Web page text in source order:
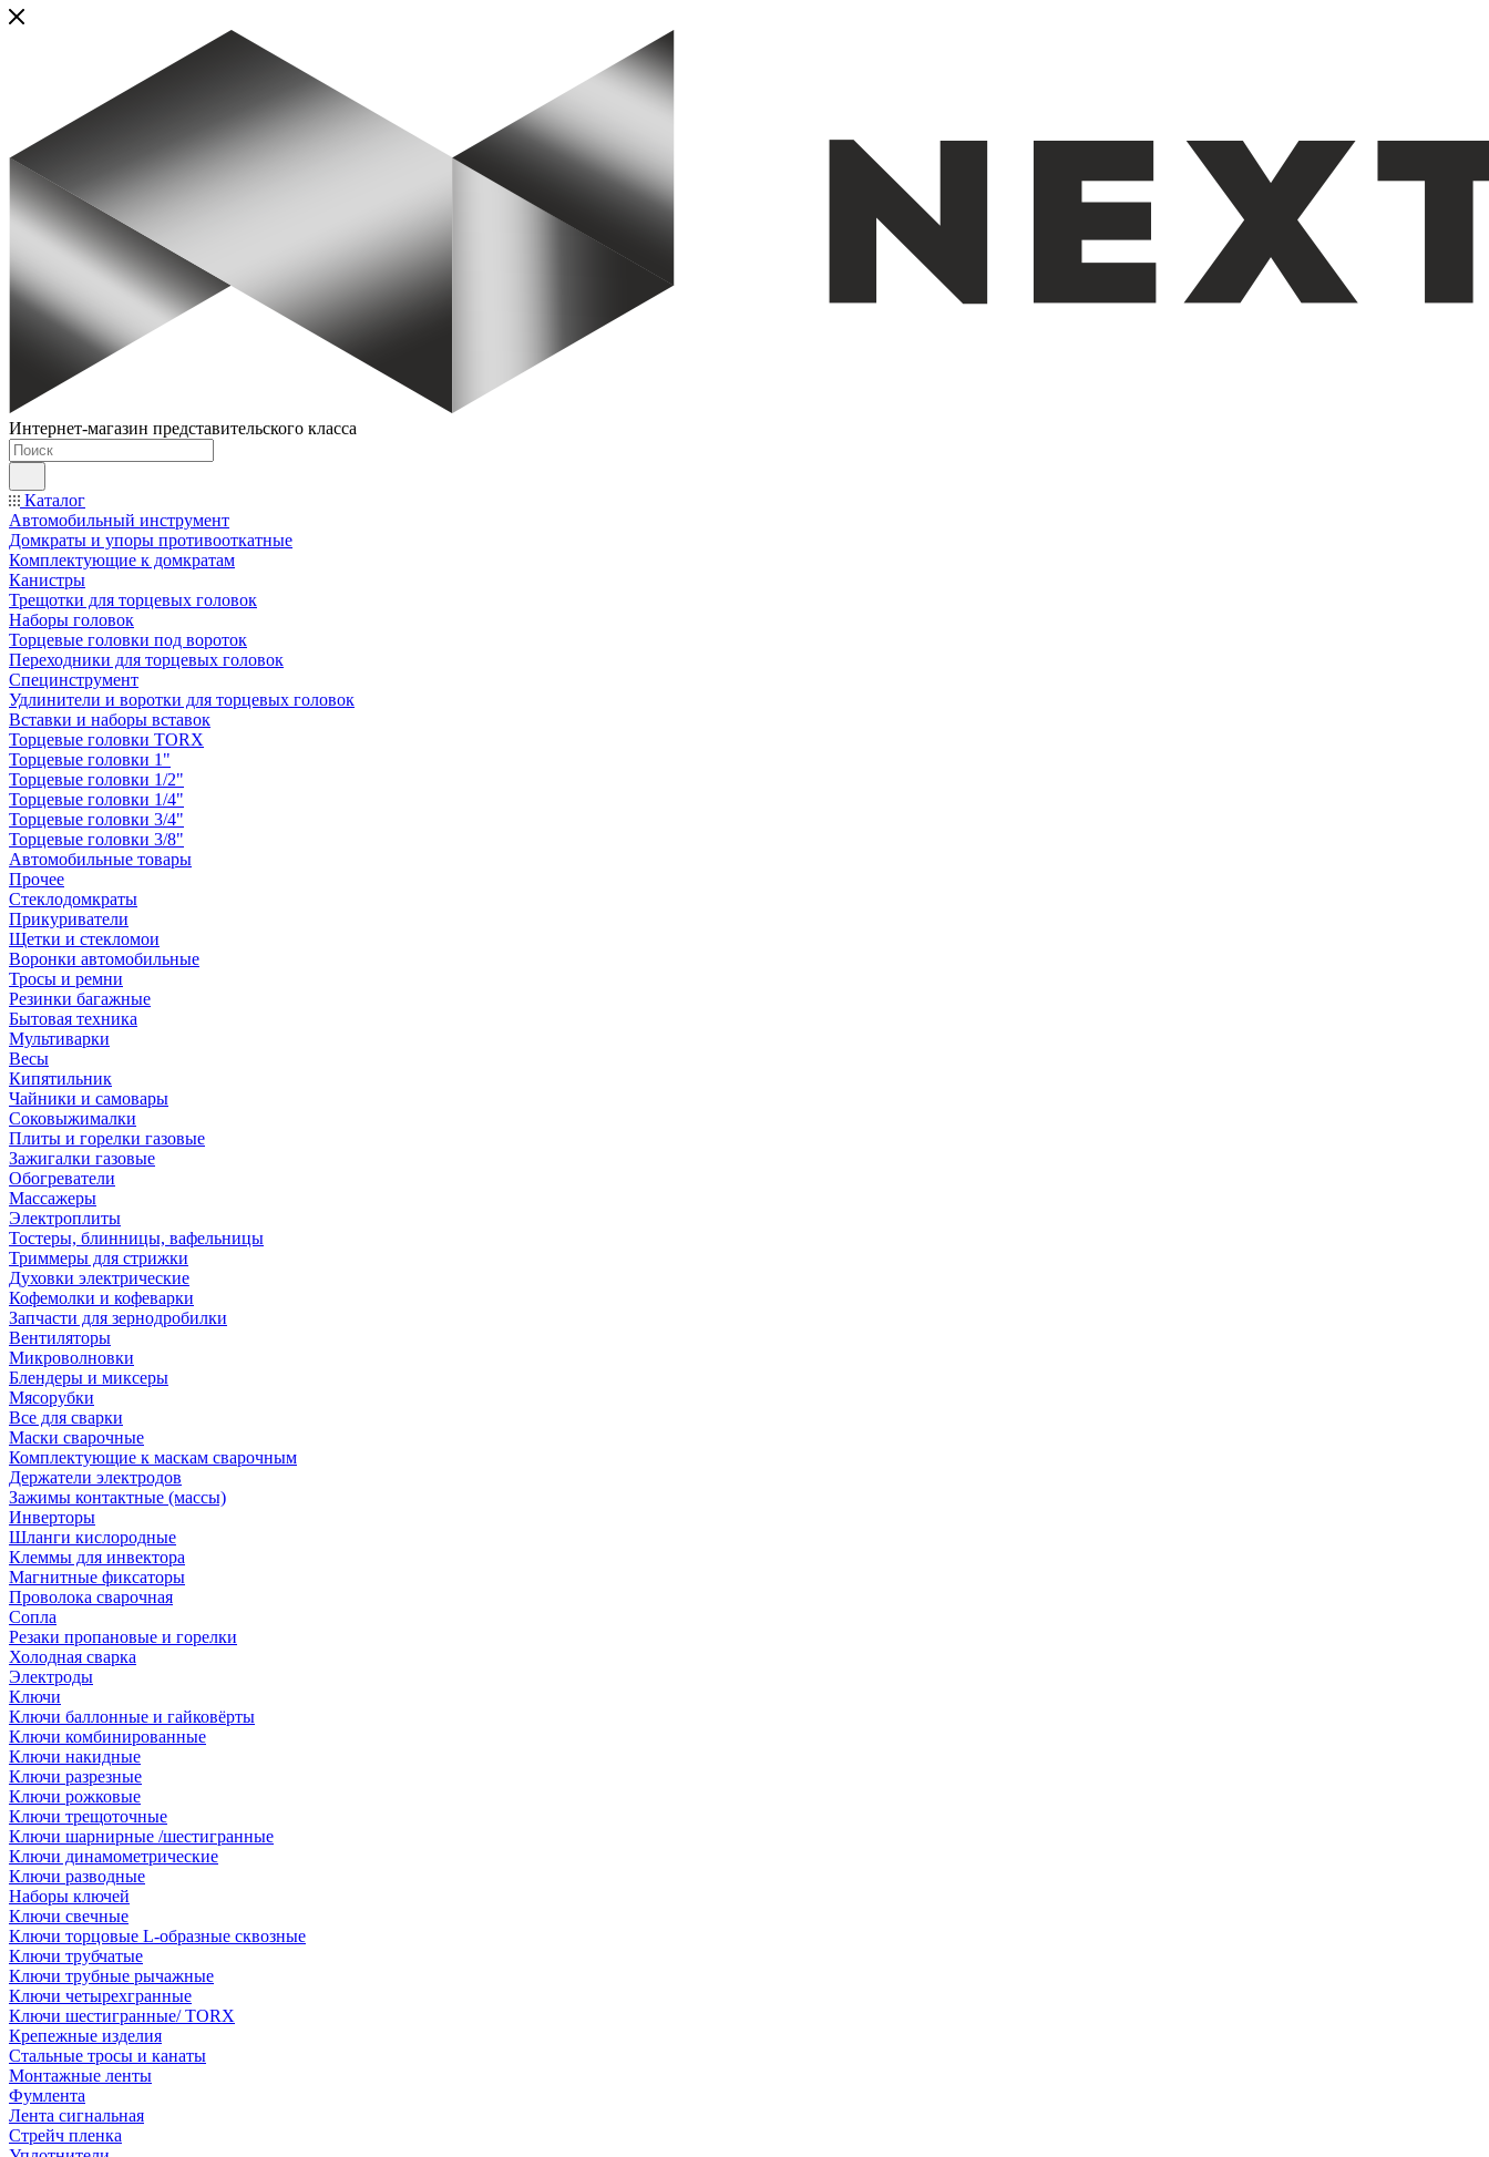
Интернет-магазин представительского класса
Каталог
Автомобильный инструмент
Домкраты и упоры противооткатные
Комплектующие к домкратам
Канистры
Трещотки для торцевых головок
Наборы головок
Торцевые головки под вороток
Переходники для торцевых головок
Специнструмент
Удлинители и воротки для торцевых головок
Вставки и наборы вставок
Торцевые головки TORX
Торцевые головки 1"
Торцевые головки 1/2"
Торцевые головки 1/4"
Торцевые головки 3/4"
Торцевые головки 3/8"
Автомобильные товары
Прочее
Стеклодомкраты
Прикуриватели
Щетки и стекломои
Воронки автомобильные
Тросы и ремни
Резинки багажные
Бытовая техника
Мультиварки
Весы
Кипятильник
Чайники и самовары
Соковыжималки
Плиты и горелки газовые
Зажигалки газовые
Обогреватели
Массажеры
Электроплиты
Тостеры, блинницы, вафельницы
Триммеры для стрижки
Духовки электрические
Кофемолки и кофеварки
Запчасти для зернодробилки
Вентиляторы
Микроволновки
Блендеры и миксеры
Мясорубки
Все для сварки
Маски сварочные
Комплектующие к маскам сварочным
Держатели электродов
Зажимы контактные (массы)
Инверторы
Шланги кислородные
Клеммы для инвектора
Магнитные фиксаторы
Проволока сварочная
Сопла
Резаки пропановые и горелки
Холодная сварка
Электроды
Ключи
Ключи баллонные и гайковёрты
Ключи комбинированные
Ключи накидные
Ключи разрезные
Ключи рожковые
Ключи трещоточные
Ключи шарнирные /шестигранные
Ключи динамометрические
Ключи разводные
Наборы ключей
Ключи свечные
Ключи торцовые L-образные сквозные
Ключи трубчатые
Ключи трубные рычажные
Ключи четырехгранные
Ключи шестигранные/ TORX
Крепежные изделия
Стальные тросы и канаты
Монтажные ленты
Фумлента
Лента сигнальная
Стрейч пленка